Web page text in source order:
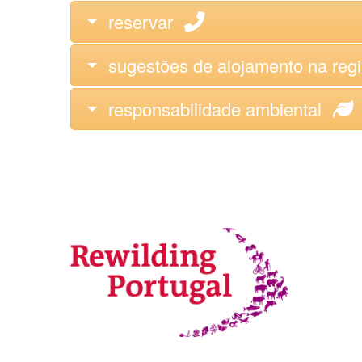
reservar
sugestões de alojamento na
responsabilidade ambiental